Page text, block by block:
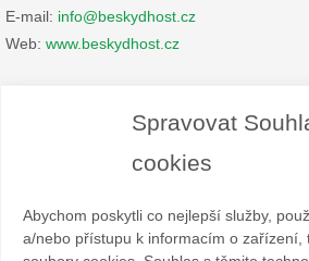
Spravovat
cookies
Abychom poskytli co nejlepší služby,
a/nebo přístupu k informacím o zařízení,
E-mail: info@beskydhost.cz
Web: www.beskydhost.cz